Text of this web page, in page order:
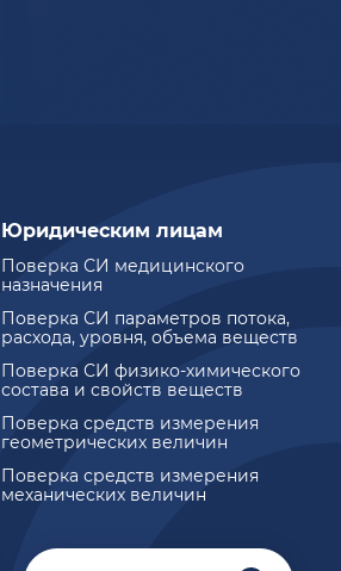
Юридическим лицам
Поверка СИ медицинского
назначения
Поверка СИ параметров потока,
расхода, уровня, объема веществ
Поверка СИ физико-химического
состава и свойств веществ
Поверка средств измерения
геометрических величин
Поверка средств измерения
механических величин